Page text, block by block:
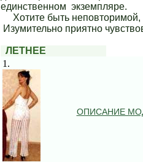
единственном экземпляре.
Хотите быть неповторимой,
Изумительно приятно
ЛЕТНЕЕ
1.
ОПИСАНИЕ